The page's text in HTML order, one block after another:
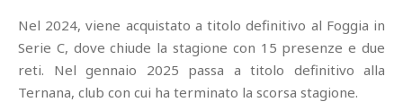
Nel 2024, viene acquistato a titolo definitivo al Foggia in
Serie C, dove chiude la stagione con 15 presenze e due
reti. Nel gennaio 2025 passa a titolo definitivo alla
Ternana, club con cui ha terminato la scorsa stagione.